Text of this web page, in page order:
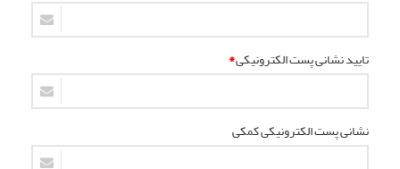
تایید نشانی پست الکترونیکی*
نشانی پست الکترونیکی کمکی